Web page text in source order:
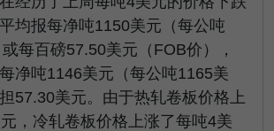
均报每净吨1150美元（每公吨
每百磅57.50美元（FOB价），
净吨1146美元（每公吨1165美
57.30美元。由于热轧卷板价格上
，冷轧卷板价格上涨了每吨4美